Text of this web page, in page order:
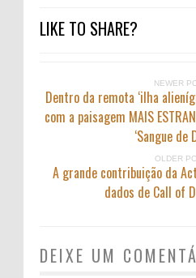
LIKE TO SHARE?
NEWER
Dentro da remota ‘ilha
com a paisagem MAIS
‘Sangue de
OLDER
A grande contribuição da
dados de Call of
DEIXE UM